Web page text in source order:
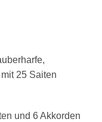
25 Saiten
und 6 Akkorden